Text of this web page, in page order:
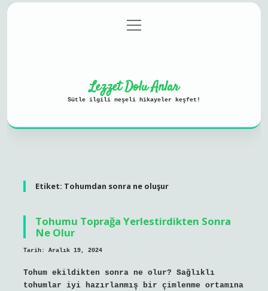
Gizlilik Politikası
menüyü
aç
Lezzet Dolu Anlar
Sütle ilgili neşeli hikayeler keşfet!
Etiket: Tohumdan sonra ne oluşur
Tohumu Toprağa Yerlestirdikten Sonra
Ne Olur
Tarih: Aralık 19, 2024
Tohum ekildikten sonra ne olur? Sağlıklı
tohumlar iyi hazırlanmış bir çimlenme ortamına